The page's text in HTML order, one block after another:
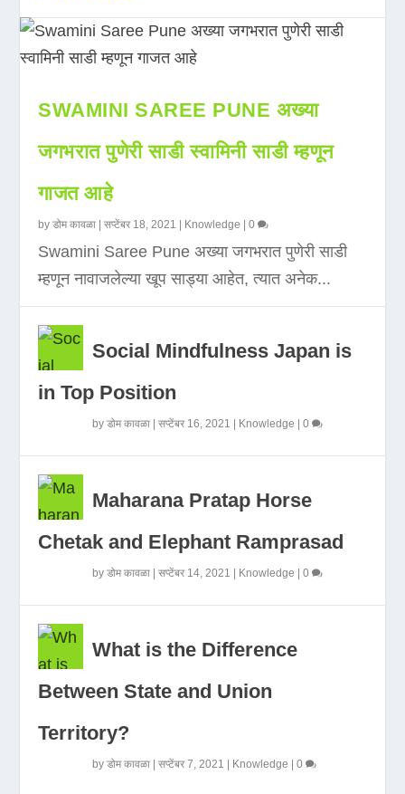
SWAMINI SAREE PUNE अख्या
जगभरात पुणेरी साडी स्वामिनी साडी म्हणून
गाजत आहे
byडोम कावळा |सप्टेंबर 18, 2021 Knowledge |0
Swamini Saree Pune अख्या जगभरात पुणेरी साडी
म्हणून नावाजलेल्या खूप साड्या आहेत, त्यात अनेक...
Social Mindfulness Japan is
in Top Position
byडोम कावळा |सप्टेंबर 16, 2021 Knowledge |0
Maharana Pratap Horse
Chetak and Elephant Ramprasad
byडोम कावळा |सप्टेंबर 14, 2021 Knowledge |0
What is the Difference
Between State and Union
Territory?
byडोम कावळा |सप्टेंबर 7, 2021 Knowledge |0